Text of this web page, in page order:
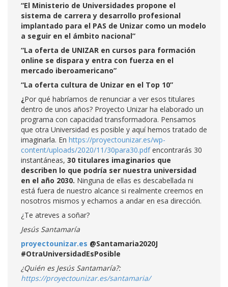
“El Ministerio de Universidades propone el
sistema de carrera y desarrollo profesional
implantado para el PAS de Unizar como un modelo
a seguir en el ámbito nacional”
“La oferta de UNIZAR en cursos para formación
online se dispara y entra con fuerza en el
mercado iberoamericano”
“La oferta cultura de Unizar en el Top 10”
¿Por qué habríamos de renunciar a ver esos titulares
dentro de unos años? Proyecto Unizar ha elaborado un
programa con capacidad transformadora. Pensamos
que otra Universidad es posible y aquí hemos tratado de
imaginarla. En https://proyectounizar.es/wp-
content/uploads/2020/11/30para30.pdfencontrarás 30
instantáneas, 30 titulares imaginarios que
describen lo que podría ser nuestra universidad
en el año 2030. Ninguna de ellas es descabellada ni
está fuera de nuestro alcance si realmente creemos en
nosotros mismos y echamos a andar en esa dirección.
¿Te atreves a soñar?
Jesús Santamaría
proyectounizar.es @Santamaria2020J
#OtraUniversidadEsPosible
¿Quién es Jesús Santamaría?:
https://proyectounizar.es/santamaria/